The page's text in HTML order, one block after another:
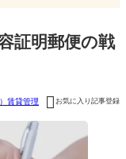
証明郵便の戦
賃貸管理  お気に入り記事登録